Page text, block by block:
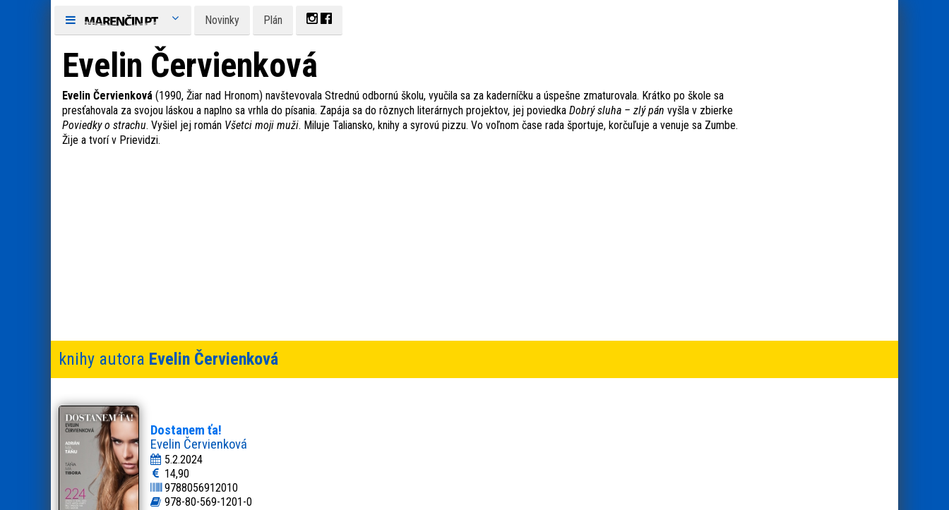
Novinky Plán
Evelin Červienková
Evelin Červienková (1990, Žiar nad Hronom) navštevovala Strednú odbornú školu, vyučila sa za kaderníčku a úspešne zmaturovala. Krátko po škole sa
presťahovala za svojou láskou a naplno sa vrhla do písania. Zapája sa do rôznych literárnych projektov, jej poviedka Dobrý sluha – zlý pán vyšla v zbierke
Poviedky o strachu. Vyšiel jej román Všetci moji muži. Miluje Taliansko, knihy a syrovú pizzu. Vo voľnom čase rada športuje, korčuľuje a venuje sa Zumbe.
Žije a tvorí v Prievidzi.
knihy autora Evelin Červienková
Dostanem ťa!
Evelin Červienková
5.2.2024
14,90
9788056912010
978-80-569-1201-0